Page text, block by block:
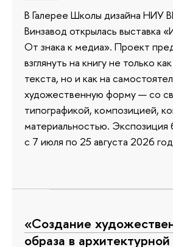
В Галерее Школы дизайна
Винзавод открылась выставка
От знака к медиа». Проект
взглянуть на книгу не только
текста, но и как на
художественную форму — со
типографикой, композицией,
материальностью. Экспозиция
с 7 июля по 25 августа 2026
«Создание
образа в архитектурной